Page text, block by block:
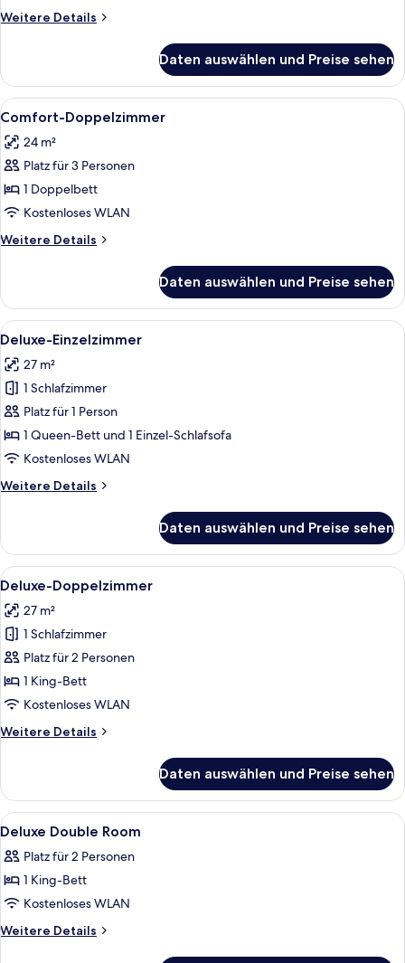
Weitere Details
Weitere
Einzelzimmer
Daten auswählen und Preise sehen
Alle
Fotos
für
Comfort-
Doppelzimmer
anzeigen
Ein Hotelzimmer mit einem Bett,
5
Comfort-Doppelzimmer
24 m²
Platz für 3 Personen
1 Doppelbett
Kostenloses WLAN
Weitere Details
Weitere
Doppelzimmer
Daten auswählen und Preise sehen
Alle
Fotos
für
Deluxe-
Einzelzimmer
anzeigen
Ein Hotelzimmer mit Bett,
9
Deluxe-Einzelzimmer
27 m²
1 Schlafzimmer
Platz für 1 Person
1 Queen-Bett und 1 Einzel-Schlafsofa
Kostenloses WLAN
Weitere Details
Weitere
Einzelzimmer
Daten auswählen und Preise sehen
Alle
Fotos
für
Deluxe-
Doppelzimmer
anzeigen
Ein Hotelzimmer mit Bett,
7
Deluxe-Doppelzimmer
27 m²
1 Schlafzimmer
Platz für 2 Personen
1 King-Bett
Kostenloses WLAN
Weitere Details
Weitere
Doppelzimmer
Daten auswählen und Preise sehen
Alle
Fotos
für
Deluxe
Double
Room
Allergikerbettwaren, Zimmersafe,
10
Deluxe Double Room
Platz für 2 Personen
1 King-Bett
Kostenloses WLAN
Weitere Details
Weitere